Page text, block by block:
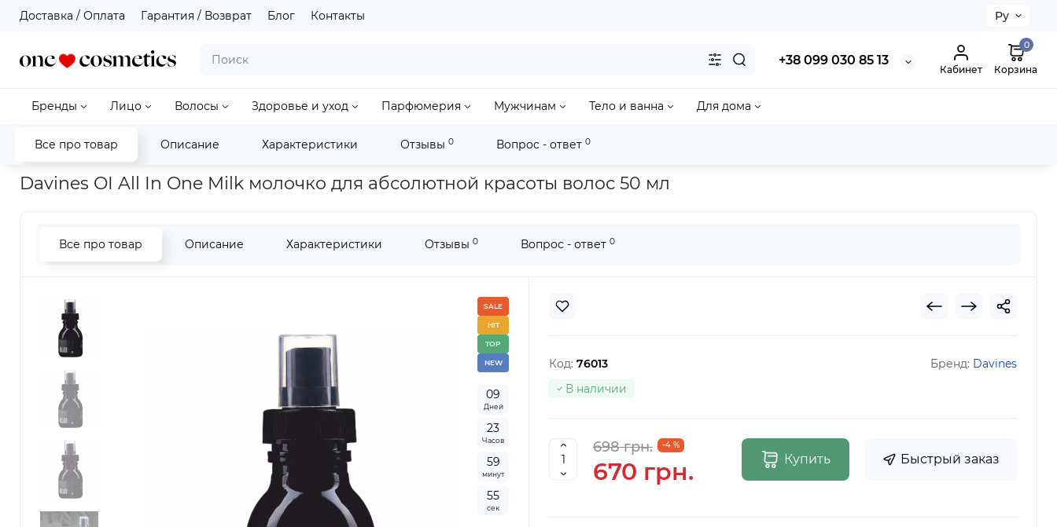
Доставка / Оплата Гарантия / Возврат Блог Контакты Ру
+38 099 030 85 13
Кабинет
0
Корзина
Бренды Лицо Волосы Здоровье и уход Парфюмерия Мужчинам Тело и ванна Для дома
Все про товар Описание Характеристики Отзывы 0 Вопрос - ответ 0
Главная Волосы Davines OI All In One Milk молочко для абсолютной красоты волос 50 мл
Davines OI All In One Milk молочко для абсолютной красоты волос 50 мл
Все про товар Описание Характеристики Отзывы 0 Вопрос - ответ 0
SALE
HIT
TOP
NEW
09
Дней
23
Часов
59
минут
54
сек
Код: 76013 Бренд: Davines
В наличии
698 грн. -4 %
670 грн. Купить Быстрый заказ